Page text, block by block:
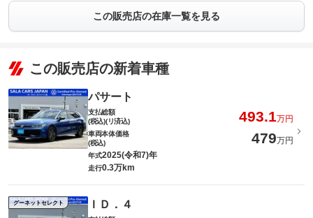
この販売店の在庫一覧を見る
この販売店の新着車種
パサート
支払総額
(税込)(リ済込)
493.1万円
車両本体価格
(税込)
479万円
年式2025(令和7)年
走行0.3万km
グーネットセレクト ＩＤ．４